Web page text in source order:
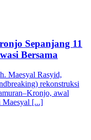
Sepanjang 11
Bersama
Maesyal Rasyid,
rekonstruksi
awal
Maesyal [...]